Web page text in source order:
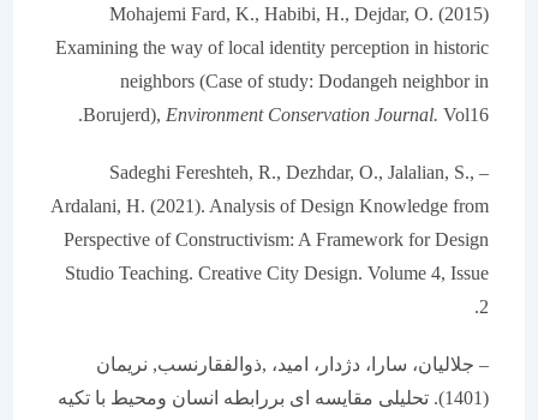
Mohajemi Fard, K., Habibi, H., Dejdar, O. (2015)
Examining the way of local identity perception in historic
neighbors (Case of study: Dodangeh neighbor in
Borujerd),Environment Conservation Journal.
– Sadeghi Fereshteh, R., Dezhdar, O., Jalalian, S.,
Ardalani, H. (2021). Analysis of Design Knowledge from
Perspective of Constructivism: A Framework for Design
Studio Teaching. Creative City Design. Volume 4, Issue
– جلالیان، سارا، دژدار، امید، ,ذوالفقارنسب, نریمان
(1401). تحلیلی مقایسه ای بررابطه انسان ومحیط با تکیه